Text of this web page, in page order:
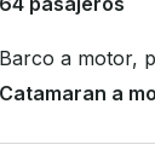
para
según la
para más de
*Se necesitará un socorrista si
Barco a motor,
Catamaran a